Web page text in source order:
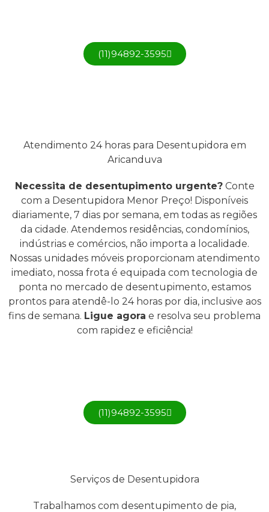
(11)94892-3595
Atendimento 24 horas para Desentupidora em
Aricanduva
Necessita de desentupimento urgente?Conte
com a Desentupidora Menor Preço! Disponíveis
diariamente, 7 dias por semana, em todas as regiões
da cidade. Atendemos residências, condomínios,
indústrias e comércios, não importa a localidade.
Nossas unidades móveis proporcionam atendimento
imediato, nossa frota é equipada com tecnologia de
ponta no mercado de desentupimento, estamos
prontos para atendê-lo 24 horas por dia, inclusive aos
fins de semana. Ligue agora e resolva seu problema
com rapidez e eficiência!
(11)94892-3595
Serviços de Desentupidora
Trabalhamos com desentupimento de pia,